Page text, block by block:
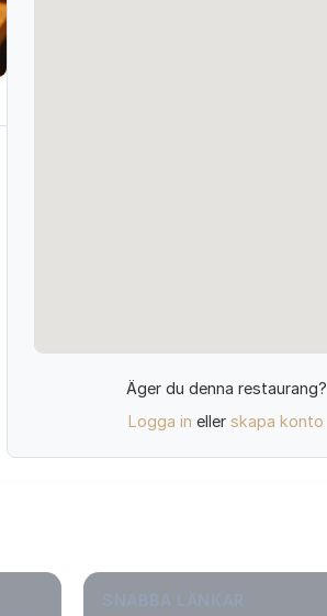
Äger du denna restaurang?
Logga in eller skapa konto